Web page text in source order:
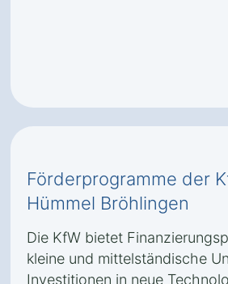
Förderprogramme der
Hümmel Bröhlingen
Die KfW bietet
kleine und mittelständische
Investitionen in neue